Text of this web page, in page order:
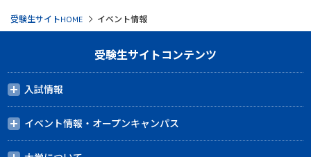
受験生サイトHOME イベント情報
受験生サイトコンテンツ
入試情報
イベント情報・オープンキャンパス